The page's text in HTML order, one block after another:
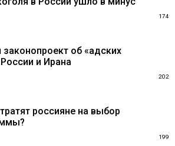
174
об «адских
и Ирана
202
россияне на выбор
199